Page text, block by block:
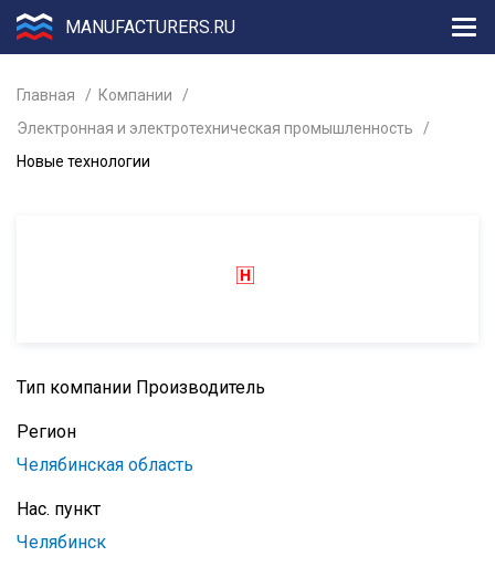
MANUFACTURERS.RU
Главная
Компании
Электронная и электротехническая промышленность
Новые технологии
Тип компании Производитель
Регион
Челябинская область
Нас. пункт
Челябинск